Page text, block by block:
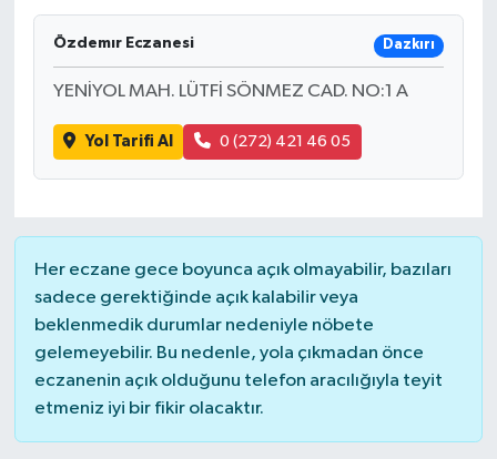
Özdemır Eczanesi Dazkırı
YENİYOL MAH. LÜTFİ SÖNMEZ CAD. NO:1 A
Yol Tarifi Al 0 (272) 421 46 05
Her eczane gece boyunca açık olmayabilir, bazıları
sadece gerektiğinde açık kalabilir veya
beklenmedik durumlar nedeniyle nöbete
gelemeyebilir. Bu nedenle, yola çıkmadan önce
eczanenin açık olduğunu telefon aracılığıyla teyit
etmeniz iyi bir fikir olacaktır.